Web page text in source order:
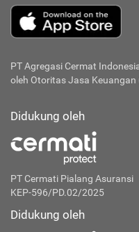
PT Agregasi Cermat
oleh Otoritas Jasa Keuangan
Didukung oleh
PT Cermati Pialang Asuransi
KEP-596/PD.02/2025
Didukung oleh